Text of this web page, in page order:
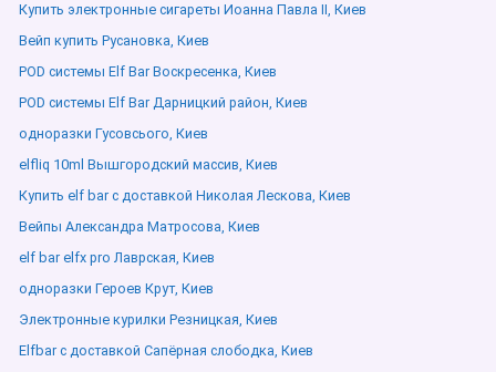
Купить электронные сигареты Иоанна Павла ІІ, Киев
Вейп купить Русановка, Киев
POD системы Elf Bar Воскресенка, Киев
POD системы Elf Bar Дарницкий район, Киев
одноразки Гусовсього, Киев
elfliq 10ml Вышгородский массив, Киев
Купить elf bar с доставкой Николая Лескова, Киев
Вейпы Александра Матросова, Киев
elf bar elfx pro Лаврская, Киев
одноразки Героев Крут, Киев
Электронные курилки Резницкая, Киев
Elfbar с доставкой Сапёрная слободка, Киев